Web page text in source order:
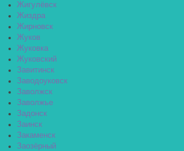
Жигулёвск
Жиздра
Жирновск
Жуков
Жуковка
Жуковский
Завитинск
Заводоуковск
Заволжск
Заволжье
Задонск
Заинск
Закаменск
Заозёрный